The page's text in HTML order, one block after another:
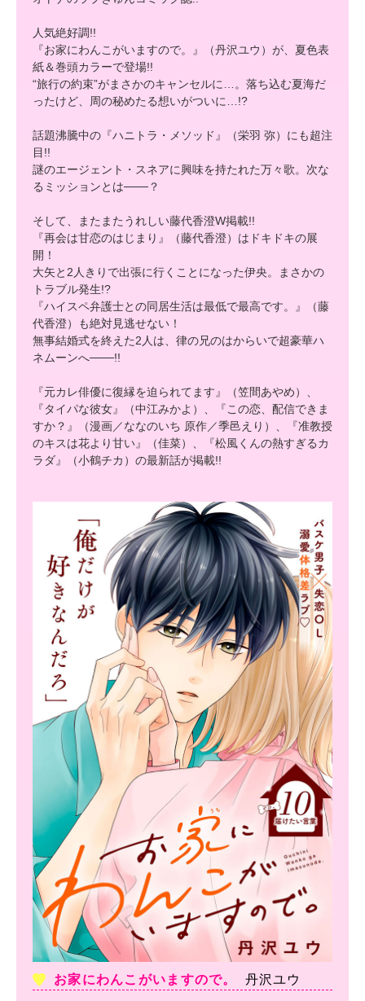
人気絶好調!!
『お家にわんこがいますので。』（丹沢ユウ）が、夏色表
紙＆巻頭カラーで登場!!
“旅行の約束”がまさかのキャンセルに…。落ち込む夏海だ
ったけど、周の秘めたる想いがついに…!?
話題沸騰中の『ハニトラ・メソッド』（栄羽 弥）にも超注
目!!
謎のエージェント・スネアに興味を持たれた万々歌。次な
るミッションとは───？
そして、またまたうれしい藤代香澄W掲載!!
『再会は甘恋のはじまり』（藤代香澄）はドキドキの展
開！
大矢と2人きりで出張に行くことになった伊央。まさかの
トラブル発生!?
『ハイスペ弁護士との同居生活は最低で最高です。』（藤
代香澄）も絶対見逃せない！
無事結婚式を終えた2人は、律の兄のはからいで超豪華ハ
ネムーンへ───!!
『元カレ俳優に復縁を迫られてます』（笠間あやめ）、
『タイパな彼女』（中江みかよ）、『この恋、配信できま
すか？』（漫画／ななのいち 原作／季邑えり）、『准教授
のキスは花より甘い』（佳菜）、『松風くんの熱すぎるカ
ラダ』（小鶴チカ）の最新話が掲載!!
お家にわんこがいますので。 丹沢ユウ